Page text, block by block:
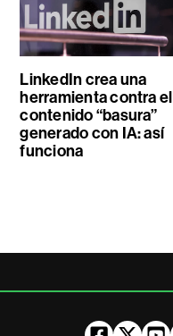
LinkedIn crea una
herramienta contra el
contenido “basura”
generado con IA: así
funciona